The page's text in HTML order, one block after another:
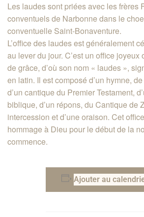
Les laudes sont priées avec les frères
conventuels de Narbonne dans le
conventuelle Saint-Bonaventure.
L’office des laudes est généralement
au lever du jour. C’est un office joyeux
de grâce, d’où son nom « laudes »,
en latin. Il est composé d’un hymne,
d’un cantique du Premier Testament,
biblique, d’un répons, du Cantique de
intercession et d’une oraison. Cet
hommage à Dieu pour le début de la
commence.
Ajouter au